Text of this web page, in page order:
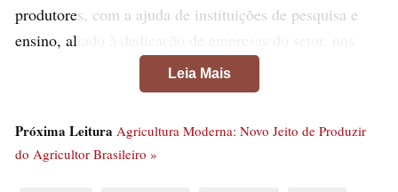
produtores, com a ajuda de instituições de pesquisa e
ensino, aliado à dedicação de empresas do setor, nos
últimos anos vêm batendo recorde após recorde na
produção de grãos, e na atual temporada (2022/23) não é
Abastecimento (Conab) indicam a colheita de 320,1
milhões de toneladas, um incremento de 17,4%
Leia Mais
Próxima Leitura Agricultura Moderna: Novo Jeito de Produzir
do Agricultor Brasileiro »